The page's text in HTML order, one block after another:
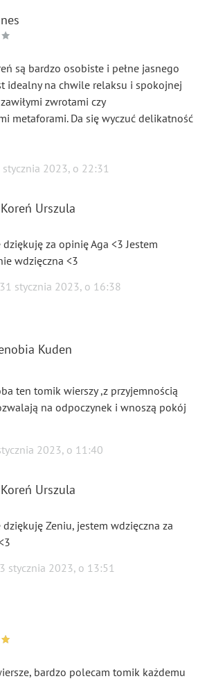
są bardzo osobiste i pełne jasnego
idealny na chwile relaksu i spokojnej
zwrotami czy
metaforami. Da się wyczuć delikatność
poetki. Choć mogę się mylić 😉
stycznia 2023, o 22:31
Koreń Urszula
dziękuję za opinię Aga <3 Jestem
wdzięczna <3
31 stycznia 2023, o 16:38
Kuden
ten tomik wierszy ,z przyjemnością
na odpoczynek i wnoszą pokój
2023, o 11:40
Koreń Urszula
dziękuję Zeniu, jestem wdzięczna za
3 stycznia 2023, o 13:51
bardzo polecam tomik każdemu